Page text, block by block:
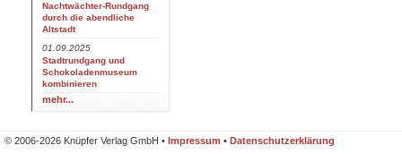
Nachtwächter-Rundgang
durch die abendliche
Altstadt
01.09.2025
Stadtrundgang und
Schokoladenmuseum
kombinieren
mehr...
© 2006-2026 Knüpfer Verlag GmbH • Impressum • Datenschutzerklärung